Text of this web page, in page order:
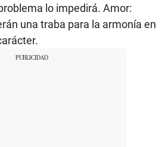
lo impedirá. Amor:
una traba para la armonía en